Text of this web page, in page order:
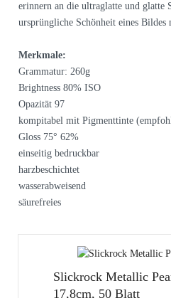
erinnern an die ultraglatte und glatte
ursprüngliche Schönheit eines Bildes
Merkmale:
Grammatur: 260g
Brightness 80% ISO
Opazität 97
kompitabel mit Pigmenttinte
Gloss 75° 62%
einseitig bedruckbar
harzbeschichtet
wasserabweisend
säurefreies
Slickrock Metallic
17,8cm, 50 Blatt